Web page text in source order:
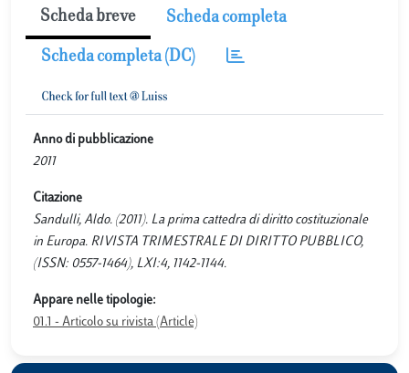
Scheda breve Scheda completa
Scheda completa (DC)
Anno di pubblicazione
2011
Citazione
Sandulli, Aldo. (2011). La prima cattedra di diritto costituzionale
in Europa. RIVISTA TRIMESTRALE DI DIRITTO PUBBLICO,
(ISSN: 0557-1464), LXI:4, 1142-1144.
Appare nelle tipologie:
01.1 - Articolo su rivista (Article)